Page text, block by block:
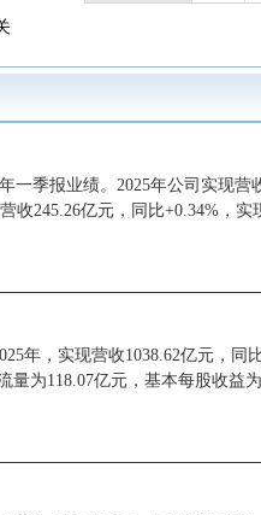
广发证券 0.79
开源证券
0.79
财通证券
0.79
业绩。2025年公司实现营收
收245.26亿元，同比+0.34%
实现营收1038.62亿元，同比
为118.07亿元，基本每股收益